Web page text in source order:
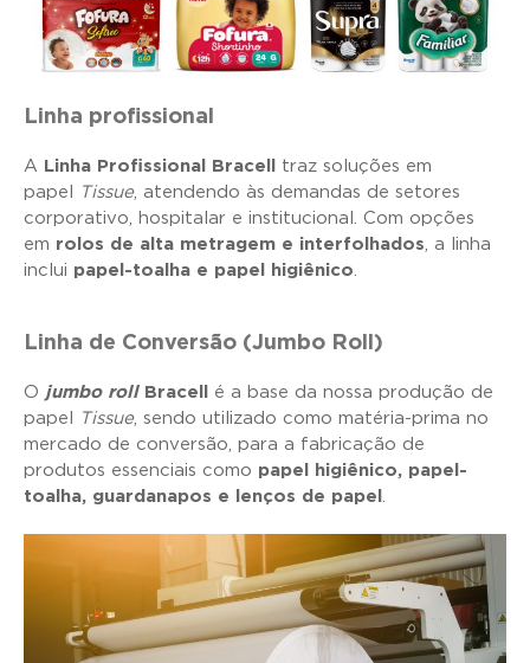
Linha profissional
A Linha Profissional Bracell
traz soluções em
papel
Tissue, atendendo às demandas de setores
corporativo, hospitalar e institucional. Com opções
em rolos de alta metragem e interfolhados , a linha
inclui papel-toalha e papel higiênico
Linha de Conversão (Jumbo Roll)
O jumbo rollBracell
é a base da nossa produção de
papel
Tissue, sendo utilizado como matéria-prima no
mercado de conversão, para a fabricação de
produtos essenciais como papel higiênico, papel-
toalha, guardanapos e lenços de papel